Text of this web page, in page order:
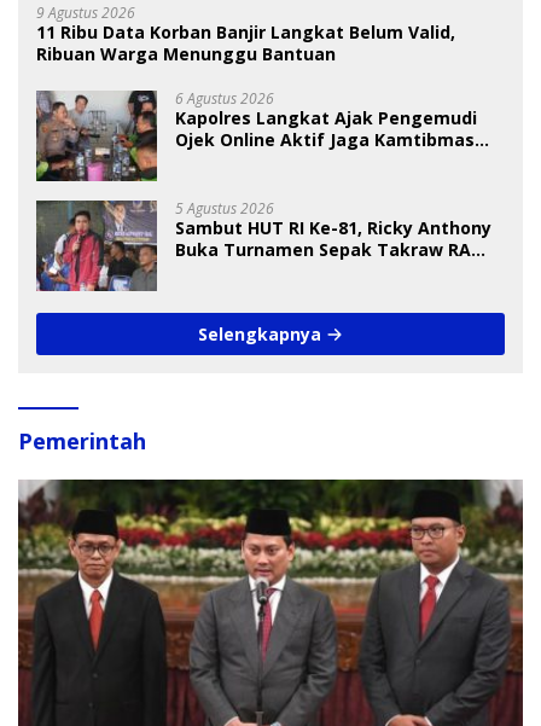
9 Agustus 2026
11 Ribu Data Korban Banjir Langkat Belum Valid,
Ribuan Warga Menunggu Bantuan
6 Agustus 2026
Kapolres Langkat Ajak Pengemudi
Ojek Online Aktif Jaga Kamtibmas
5 Agustus 2026
Sambut HUT RI Ke-81, Ricky Anthony
Buka Turnamen Sepak Takraw RA
Selengkapnya
Pemerintah